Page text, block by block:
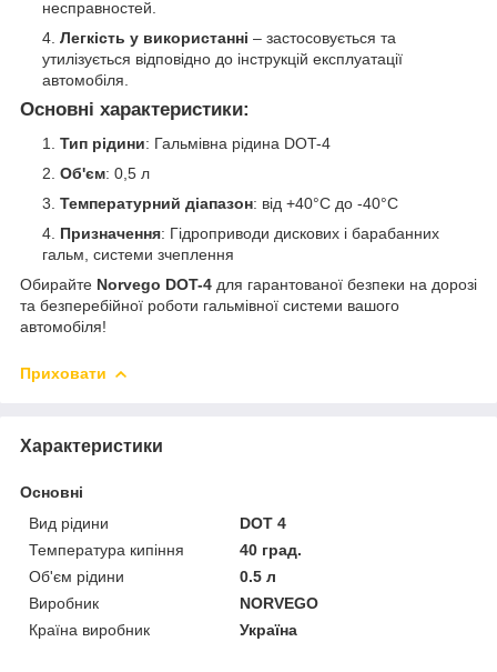
несправностей.
Легкість у використанні – застосовується та
утилізується відповідно до інструкцій експлуатації
автомобіля.
Основні характеристики:
Тип рідини: Гальмівна рідина DOT-4
Об'єм: 0,5 л
Температурний діапазон: від +40°C до -40°C
Призначення: Гідроприводи дискових і барабанних
гальм, системи зчеплення
Обирайте Norvego DOT-4 для гарантованої безпеки на дорозі
та безперебійної роботи гальмівної системи вашого
автомобіля!
Приховати
Характеристики
Основні
Вид рідини
DOT 4
Температура кипіння
40 град.
Об'єм рідини
0.5 л
Виробник
NORVEGO
Країна виробник
Україна